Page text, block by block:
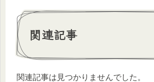
関連記事
関連記事は見つかりませんでした。